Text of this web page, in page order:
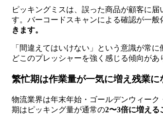
ピッキングミスは、誤った商品が顧客に
す。バーコードスキャンによる確認が一般
きます。
「間違えてはいけない」という意識が常
どこのプレッシャーを強く感じる傾向があ
繁忙期は作業量が一気に増え残業に
物流業界は年末年始・ゴールデンウィー
期はピッキング量が通常の2〜3倍に増える